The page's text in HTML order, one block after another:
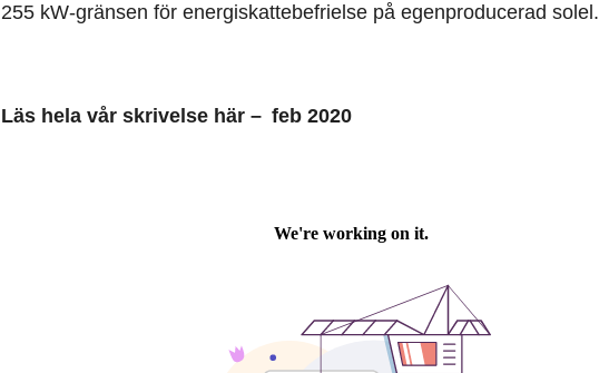
255 kW-gränsen för energiskattebefrielse på egenproducerad solel.
Läs hela vår skrivelse här – feb 2020